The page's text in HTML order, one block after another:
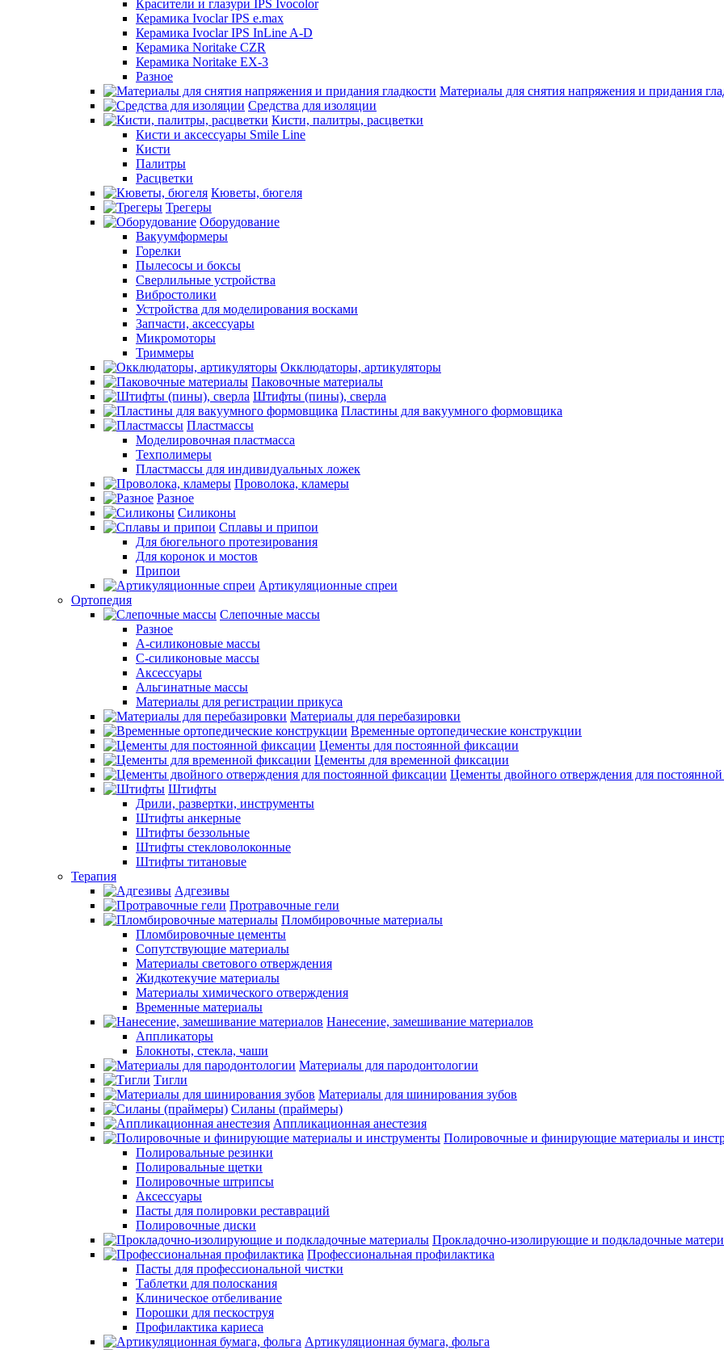
Красители и глазури IPS Ivocolor
Керамика Ivoclar IPS e.max
Керамика Ivoclar IPS InLine A-D
Керамика Noritake CZR
Керамика Noritake EX-3
Разное
Материалы для снятия напряжения и придания
Средства для изоляции
Кисти, палитры, расцветки
Кисти и аксессуары Smile Line
Кисти
Палитры
Расцветки
Кюветы, бюгеля
Трегеры
Оборудование
Вакуумформеры
Горелки
Пылесосы и боксы
Сверлильные устройства
Вибростолики
Устройства для моделирования восками
Запчасти, аксессуары
Микромоторы
Триммеры
Окклюдаторы, артикуляторы
Паковочные материалы
Штифты (пины), сверла
Пластины для вакуумного формовщика
Пластмассы
Моделировочная пластмасса
Техполимеры
Пластмассы для индивидуальных ложек
Проволока, кламеры
Разное
Силиконы
Сплавы и припои
Для бюгельного протезирования
Для коронок и мостов
Припои
Артикуляционные спреи
Ортопедия
Слепочные массы
Разное
А-силиконовые массы
С-силиконовые массы
Аксессуары
Альгинатные массы
Материалы для регистрации прикуса
Материалы для перебазировки
Временные ортопедические конструкции
Цементы для постоянной фиксации
Цементы для временной фиксации
Цементы двойного отверждения для
Штифты
Дрили, развертки, инструменты
Штифты анкерные
Штифты беззольные
Штифты стекловолоконные
Штифты титановые
Терапия
Адгезивы
Протравочные гели
Пломбировочные материалы
Пломбировочные цементы
Сопутствующие материалы
Материалы светового отверждения
Жидкотекучие материалы
Материалы химического отверждения
Временные материалы
Нанесение, замешивание материалов
Аппликаторы
Блокноты, стекла, чаши
Материалы для пародонтологии
Тигли
Материалы для шинирования зубов
Силаны (праймеры)
Аппликационная анестезия
Полировочные и финирующие материалы и
Полировальные резинки
Полировальные щетки
Полировочные штрипсы
Аксессуары
Пасты для полировки реставраций
Полировочные диски
Прокладочно-изолирующие и подкладочные
Профессиональная профилактика
Пасты для профессиональной чистки
Таблетки для полоскания
Клиническое отбеливание
Порошки для пескоструя
Профилактика кариеса
Артикуляционная бумага, фольга